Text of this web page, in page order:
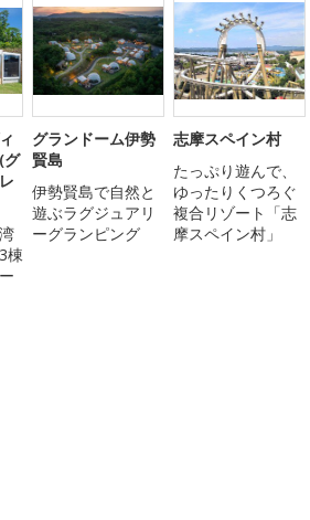
グ
棟
グランドーム伊勢
賢島
伊勢賢島で自然と
遊ぶラグジュアリ
ーグランピング
志摩スペイン村
たっぷり遊んで、
ゆったりくつろぐ
複合リゾート「志
摩スペイン村」